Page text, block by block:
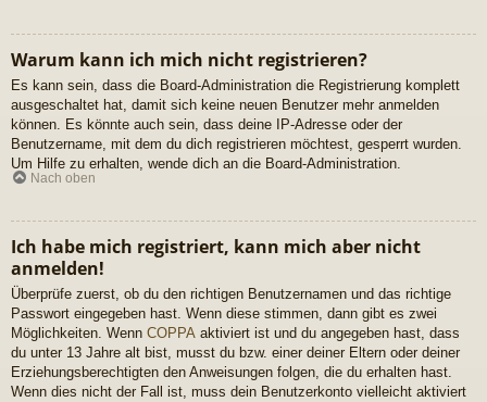
Warum kann ich mich nicht registrieren?
Es kann sein, dass die Board-Administration die Registrierung komplett
ausgeschaltet hat, damit sich keine neuen Benutzer mehr anmelden
können. Es könnte auch sein, dass deine IP-Adresse oder der
Benutzername, mit dem du dich registrieren möchtest, gesperrt wurden.
Um Hilfe zu erhalten, wende dich an die Board-Administration.
Nach oben
Ich habe mich registriert, kann mich aber nicht
anmelden!
Überprüfe zuerst, ob du den richtigen Benutzernamen und das richtige
Passwort eingegeben hast. Wenn diese stimmen, dann gibt es zwei
Möglichkeiten. Wenn COPPA aktiviert ist und du angegeben hast, dass
du unter 13 Jahre alt bist, musst du bzw. einer deiner Eltern oder deiner
Erziehungsberechtigten den Anweisungen folgen, die du erhalten hast.
Wenn dies nicht der Fall ist, muss dein Benutzerkonto vielleicht aktiviert